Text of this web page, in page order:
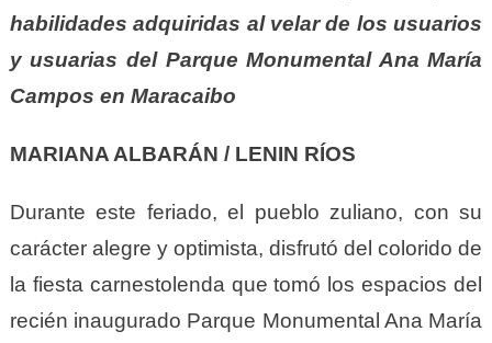
habilidades adquiridas al velar de los usuarios
y usuarias del Parque Monumental Ana María
Campos en Maracaibo
MARIANA ALBARÁN / LENIN RÍOS
Durante este feriado, el pueblo zuliano, con su
carácter alegre y optimista, disfrutó del colorido de
la fiesta carnestolenda que tomó los espacios del
recién inaugurado Parque Monumental Ana María